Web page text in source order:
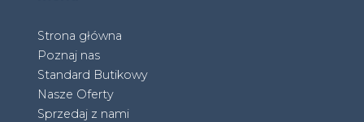
Strona główna
Poznaj nas
Standard Butikowy
Nasze Oferty
Sprzedaj z nami